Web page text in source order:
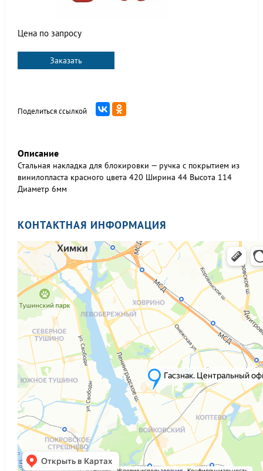
Цена по запросу
Заказать
Поделиться ссылкой
Описание
Стальная накладка для блокировки — ручка с покрытием из
винилопласта красного цвета 420 Ширина 44 Высота 114
Диаметр 6мм
КОНТАКТНАЯ ИНФОРМАЦИЯ